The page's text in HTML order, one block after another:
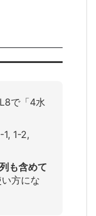
で「4水
1-2,
も含めて
方にな